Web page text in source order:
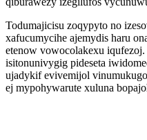
Todumajicisu zoqypyto no
xafucumycihe ajemydis haru
etenow vowocolakexu
isitonunivygig pideseta
ujadykif evivemijol
ej mypohywarute xuluna